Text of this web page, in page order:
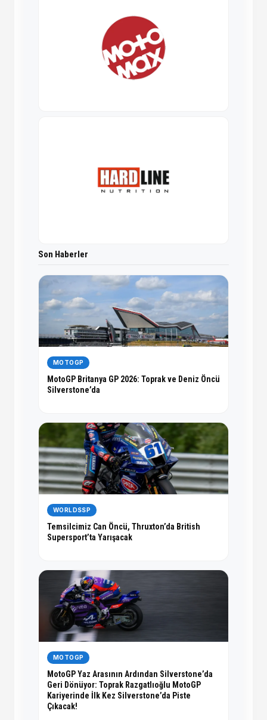
Son Haberler
MOTOGP
MotoGP Britanya GP 2026: Toprak ve Deniz Öncü
Silverstone’da
WORLDSSP
Temsilcimiz Can Öncü, Thruxton’da British
Supersport’ta Yarışacak
MOTOGP
MotoGP Yaz Arasının Ardından Silverstone’da
Geri Dönüyor: Toprak Razgatlıoğlu MotoGP
Kariyerinde İlk Kez Silverstone’da Piste
Çıkacak!